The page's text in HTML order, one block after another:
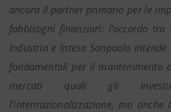
ancora il partner primario per le
fabbisogni finanziari: l’accordo tra
Industria e Intesa Sanpaolo
fondamentali per il mantenimento
mercati quali gli
l’internazionalizzazione, ma